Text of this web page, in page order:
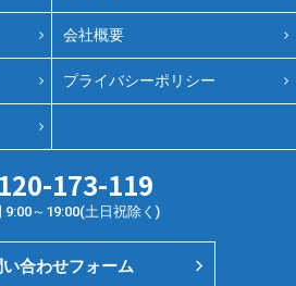
会社概要
プライバシーポリシー
173-119
9:00～19:00(土日祝除く)
い合わせフォーム